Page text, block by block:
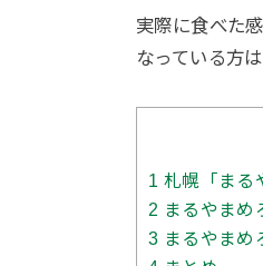
実際に食べた
なっている方
1 札幌「まる
2 まるやまめ
3 まるやまめ